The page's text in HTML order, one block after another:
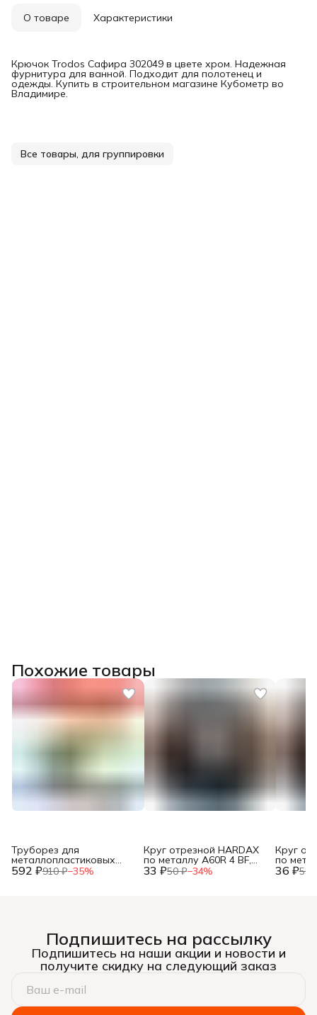
О товаре Характеристики
Крючок Trodos Сафира 302049 в цвете хром. Надежная
фурнитура для ванной. Подходит для полотенец и
одежды. Купить в строительном магазине Кубометр во
Владимире.
Все товары, для группировки
Похожие товары
592 ₽910 ₽−35%
Труборез для
металлопластиковых
труб, до 42мм, (шт.) 33 ₽50 ₽−34%
Круг отрезной HARDAX
по металлу A60R 4 BF,
125 х 1,2 х 22 мм, (шт.) 36 ₽55
Круг
по
125 х
Подпишитесь на рассылку
Подпишитесь на наши акции и новости и
получите скидку на следующий заказ